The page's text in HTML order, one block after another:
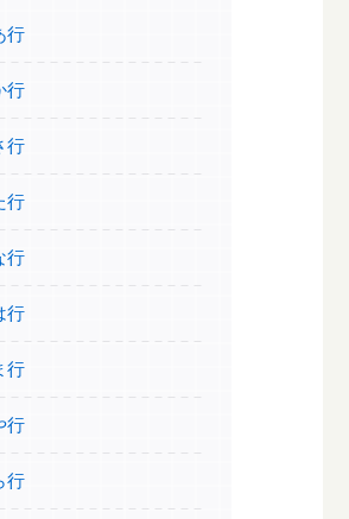
行
行
行
行
行
行
行
行
行